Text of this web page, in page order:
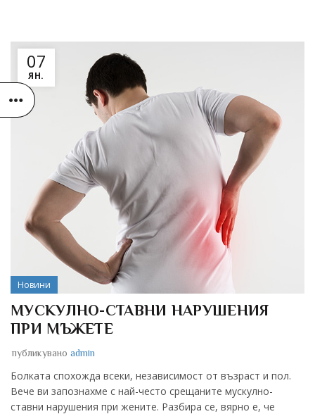
07
ЯН.
Новини
МУСКУЛНО-СТАВНИ НАРУШЕНИЯ
ПРИ МЪЖЕТЕ
публикувано admin
Болката спохожда всеки, независимост от възраст и пол.
Вече ви запознахме с най-често срещаните мускулно-
ставни нарушения при жените. Разбира се, вярно е, че